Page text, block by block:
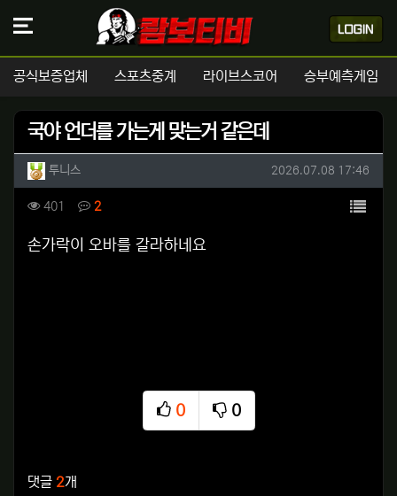
공식보증업체 스포츠중계 라이브스코어 승부예측게임
국야 언더를 가는게 맞는거 같은데
작성자 정보
투니스 작성일
2026.07.08 17:46
컨텐츠 정보
401 조회 2댓글 목록
본문
손가락이 오바를 갈라하네요
0
추천
0
비추천
댓글 2개